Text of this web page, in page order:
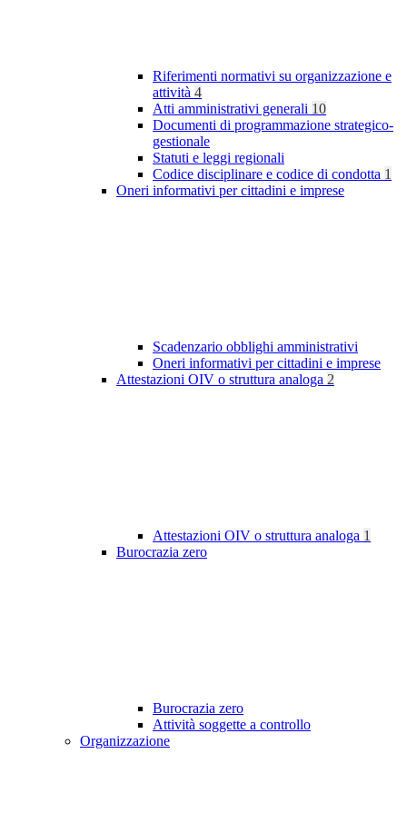
Riferimenti normativi su organizzazione e
attività 4
Atti amministrativi generali 10
Documenti di programmazione strategico-
gestionale
Statuti e leggi regionali
Codice disciplinare e codice di condotta 1
Oneri informativi per cittadini e imprese
Scadenzario obblighi amministrativi
Oneri informativi per cittadini e imprese
Attestazioni OIV o struttura analoga 2
Attestazioni OIV o struttura analoga 1
Burocrazia zero
Burocrazia zero
Attività soggette a controllo
Organizzazione